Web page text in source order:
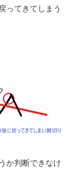
ってきてしまう
か判断できなけ